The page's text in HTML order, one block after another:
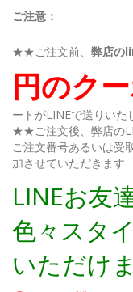
ご注意：
★★ご注文前、 弊店の
円のク
ートがLINEで送りいた
★★ご注文後、弊店の
ご注文番号あるいは受
加させていただきます
LINEお友
色々スタ
いただけ